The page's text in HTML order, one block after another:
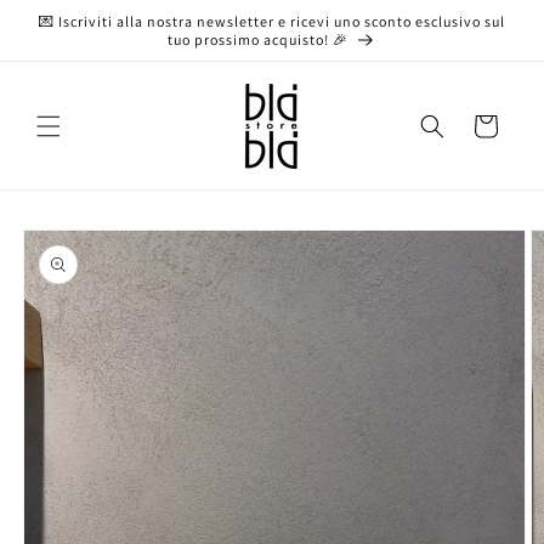
direttamente
💌 Iscriviti alla nostra newsletter e ricevi uno sconto esclusivo sul
tuo prossimo acquisto! 🎉
Carrello
Passa alle
informazioni
sul prodotto